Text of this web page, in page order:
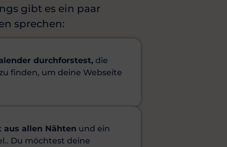
gibt es ein paar
sprechen:
durchforstest, die
finden, um deine Webseite
allen Nähten und ein
Du möchtest deine